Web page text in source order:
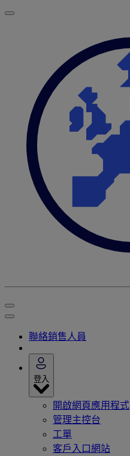
聯絡銷售人員
登入
開啟網頁應用程式
管理主控台
工單
客戶入口網站